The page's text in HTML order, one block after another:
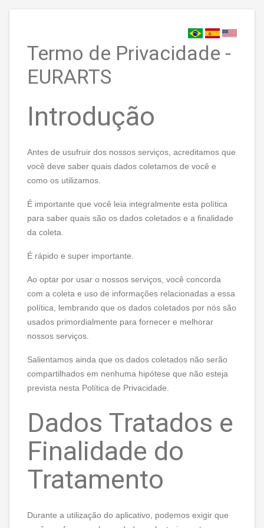
Termo de Privacidade -
EURARTS
Introdução
Antes de usufruir dos nossos serviços, acreditamos que
você deve saber quais dados coletamos de você e
como os utilizamos.
É importante que você leia integralmente esta política
para saber quais são os dados coletados e a finalidade
da coleta.
É rápido e super importante.
Ao optar por usar o nossos serviços, você concorda
com a coleta e uso de informações relacionadas a essa
política, lembrando que os dados coletados por nós são
usados primordialmente para fornecer e melhorar
nossos serviços.
Salientamos ainda que os dados coletados não serão
compartilhados em nenhuma hipótese que não esteja
prevista nesta Política de Privacidade.
Dados Tratados e
Finalidade do
Tratamento
Durante a utilização do aplicativo, podemos exigir que